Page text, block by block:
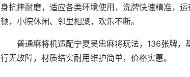
身抗摔耐磨，适应各类环境使用，洗牌快速精准，
顿，小院休闲、邻里相聚，欢乐不断。
普通麻将机适配宁夏吴忠麻将玩法，136张牌
行无故障，材质结实耐用维护简单，价格实惠。